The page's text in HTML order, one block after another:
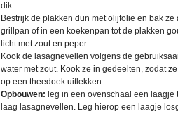
dik.
Bestrijk de plakken dun met olijfolie en bak
grillpan of in een koekenpan tot de plakken
licht met zout en peper.
Kook de lasagnevellen volgens de
water met zout. Kook ze in gedeelten, zodat
op een theedoek uitlekken.
Opbouwen: leg in een ovenschaal een
laag lasagnevellen. Leg hierop een laagje